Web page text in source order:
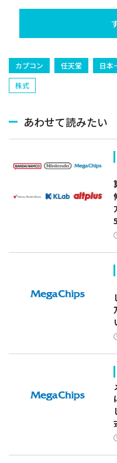
カプコン 任天堂 日本
株式
あわせて読みたい